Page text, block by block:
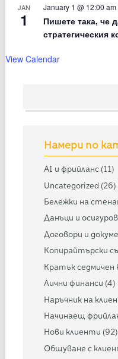
JAN
1
January 1 @ 12:00 am
Пишете така, че
стратегическия
View Calendar
Намери по
AI и фрийланс (11)
Uncategorized (26)
Бележки на
Данъци и
Договори и
Копирайтърски
Кратък седмичен
Лични финанси (4)
Наръчник на
Начинаещ
Нови клиенти (92)
Общуване с